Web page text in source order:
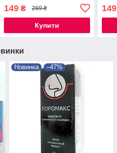
149₴ 269 ₴
Купити
149
Новинка –47%